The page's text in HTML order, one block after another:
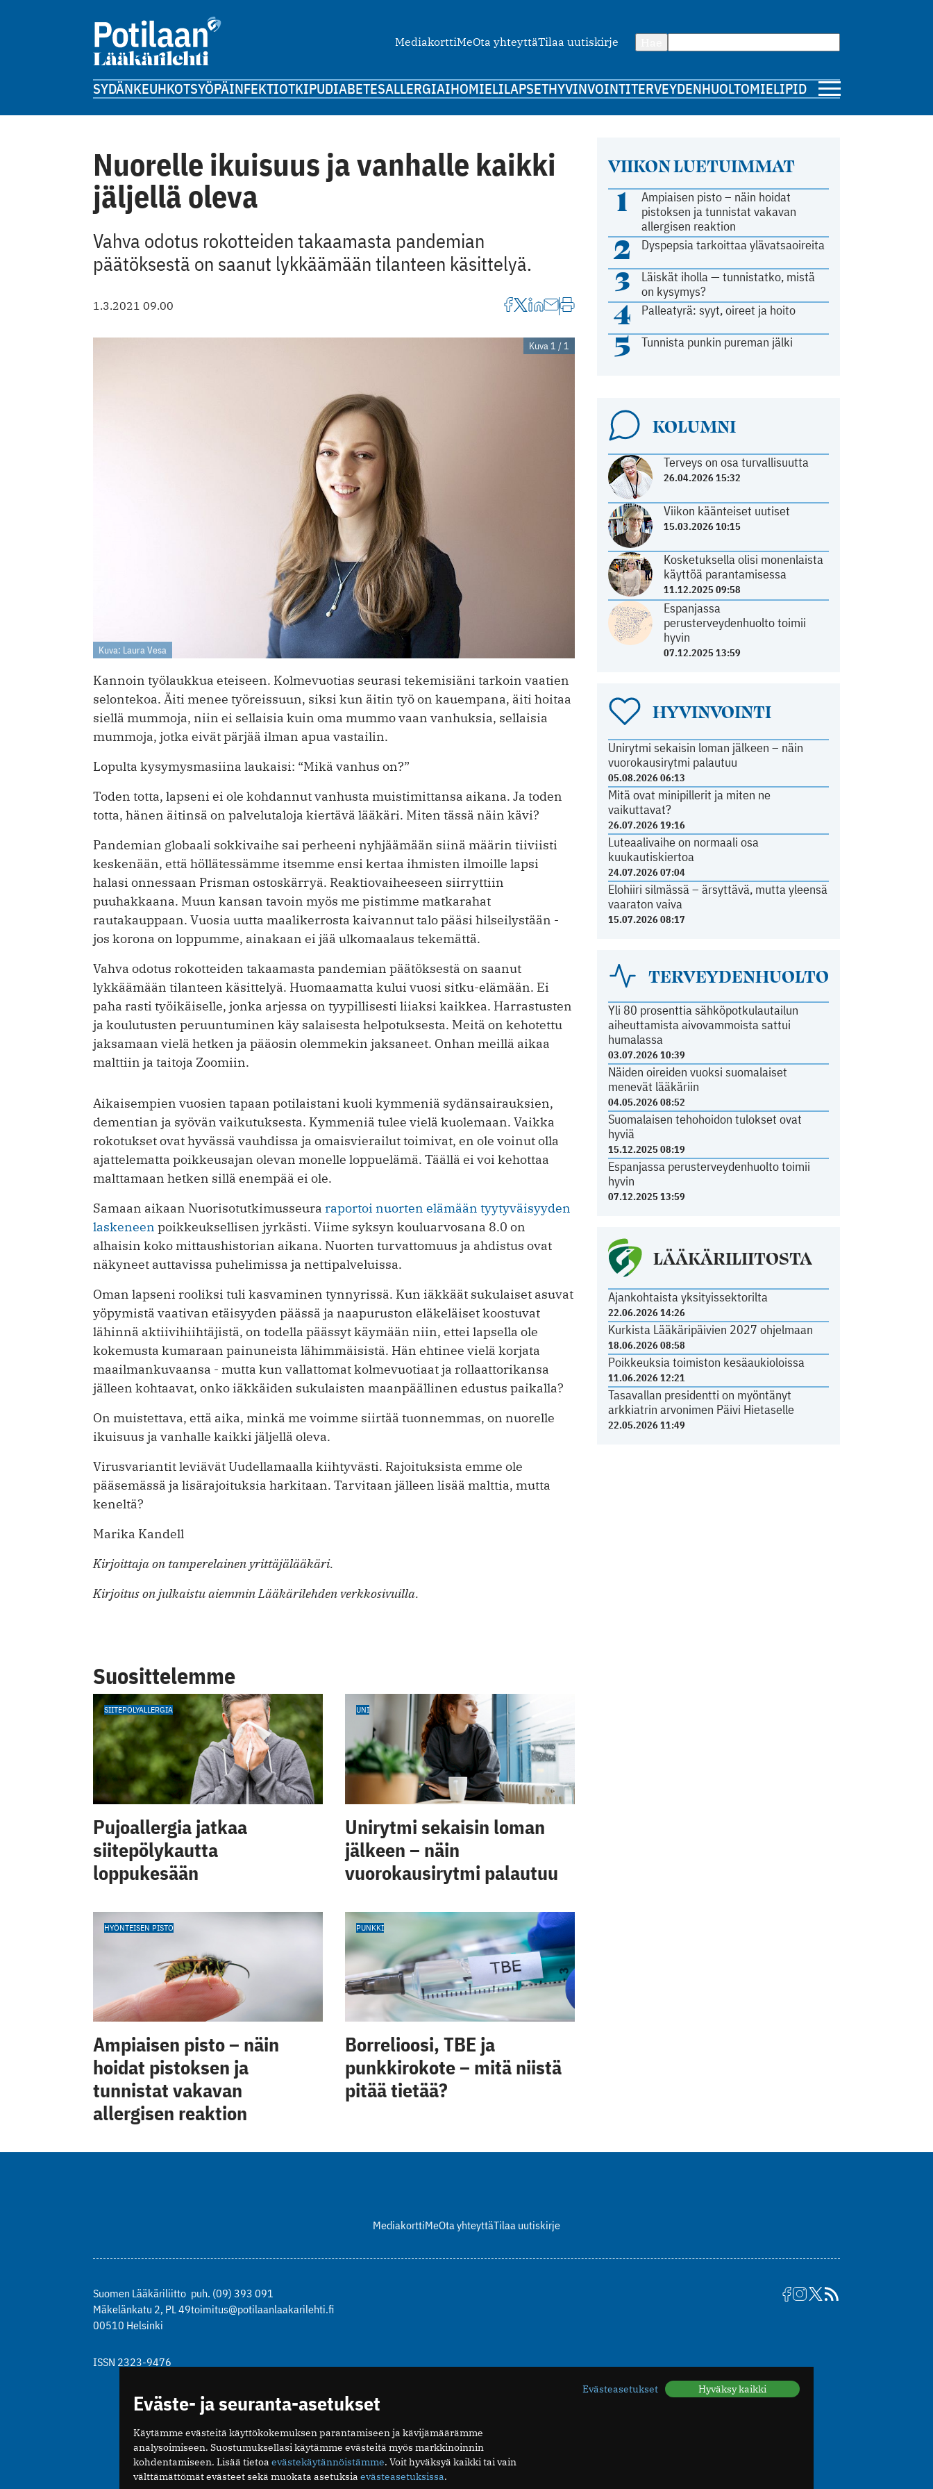
MediakorttiMeOta yhteyttäTilaa uutiskirje
SYDÄNKEUHKOTSYÖPÄINFEKTIOTKIPUDIABETESALLERGIAIHOMIELILAPSETHYVINVOINTITERVEYDENHUOLTOMIELIPIDE
VIIKON LUETUIMMAT
1
Ampiaisen pisto – näin hoidat
pistoksen ja tunnistat vakavan
allergisen reaktion
2 Dyspepsia tarkoittaa ylävatsaoireita
3
Läiskät iholla — tunnistatko, mistä
on kysymys?
4 Palleatyrä: syyt, oireet ja hoito
5 Tunnista punkin pureman jälki
KOLUMNI
Terveys on osa turvallisuutta
26.04.2026 15:32
Viikon käänteiset uutiset
15.03.2026 10:15
Kosketuksella olisi monenlaista
käyttöä parantamisessa
11.12.2025 09:58
Espanjassa
perusterveydenhuolto toimii
hyvin
07.12.2025 13:59
HYVINVOINTI
Unirytmi sekaisin loman jälkeen – näin
vuorokausirytmi palautuu
05.08.2026 06:13
Mitä ovat minipillerit ja miten ne
vaikuttavat?
26.07.2026 19:16
Luteaalivaihe on normaali osa
kuukautiskiertoa
24.07.2026 07:04
Elohiiri silmässä – ärsyttävä, mutta yleensä
vaaraton vaiva
15.07.2026 08:17
TERVEYDENHUOLTO
Yli 80 prosenttia sähköpotkulautailun
aiheuttamista aivovammoista sattui
humalassa
03.07.2026 10:39
Näiden oireiden vuoksi suomalaiset
menevät lääkäriin
04.05.2026 08:52
Suomalaisen tehohoidon tulokset ovat
hyviä
15.12.2025 08:19
Espanjassa perusterveydenhuolto toimii
hyvin
07.12.2025 13:59
LÄÄKÄRILIITOSTA
Ajankohtaista yksityissektorilta
22.06.2026 14:26
Kurkista Lääkäripäivien 2027 ohjelmaan
18.06.2026 08:58
Poikkeuksia toimiston kesäaukioloissa
11.06.2026 12:21
Tasavallan presidentti on myöntänyt
arkkiatrin arvonimen Päivi Hietaselle
22.05.2026 11:49
Nuorelle ikuisuus ja vanhalle kaikki
jäljellä oleva
Vahva odotus rokotteiden takaamasta pandemian
päätöksestä on saanut lykkäämään tilanteen käsittelyä.
1.3.2021 09.00
Kuva 1 / 1
Kuva: Laura Vesa
Kannoin työlaukkua eteiseen. Kolmevuotias seurasi tekemisiäni tarkoin vaatien
selontekoa. Äiti menee työreissuun, siksi kun äitin työ on kauempana, äiti hoitaa
siellä mummoja, niin ei sellaisia kuin oma mummo vaan vanhuksia, sellaisia
mummoja, jotka eivät pärjää ilman apua vastailin.
Lopulta kysymysmasiina laukaisi: “Mikä vanhus on?”
Toden totta, lapseni ei ole kohdannut vanhusta muistimittansa aikana. Ja toden
totta, hänen äitinsä on palvelutaloja kiertävä lääkäri. Miten tässä näin kävi?
Pandemian globaali sokkivaihe sai perheeni nyhjäämään siinä määrin tiiviisti
keskenään, että höllätessämme itsemme ensi kertaa ihmisten ilmoille lapsi
halasi onnessaan Prisman ostoskärryä. Reaktiovaiheeseen siirryttiin
puuhakkaana. Muun kansan tavoin myös me pistimme matkarahat
rautakauppaan. Vuosia uutta maalikerrosta kaivannut talo pääsi hilseilystään -
jos korona on loppumme, ainakaan ei jää ulkomaalaus tekemättä.
Vahva odotus rokotteiden takaamasta pandemian päätöksestä on saanut
lykkäämään tilanteen käsittelyä. Huomaamatta kului vuosi sitku-elämään. Ei
paha rasti työikäiselle, jonka arjessa on tyypillisesti liiaksi kaikkea. Harrastusten
ja koulutusten peruuntuminen käy salaisesta helpotuksesta. Meitä on kehotettu
jaksamaan vielä hetken ja pääosin olemmekin jaksaneet. Onhan meillä aikaa
malttiin ja taitoja Zoomiin.
Aikaisempien vuosien tapaan potilaistani kuoli kymmeniä sydänsairauksien,
dementian ja syövän vaikutuksesta. Kymmeniä tulee vielä kuolemaan. Vaikka
rokotukset ovat hyvässä vauhdissa ja omaisvierailut toimivat, en ole voinut olla
ajattelematta poikkeusajan olevan monelle loppuelämä. Täällä ei voi kehottaa
malttamaan hetken sillä enempää ei ole.
Samaan aikaan Nuorisotutkimusseura raportoi nuorten elämään tyytyväisyyden
laskeneen poikkeuksellisen jyrkästi. Viime syksyn kouluarvosana 8.0 on
alhaisin koko mittaushistorian aikana. Nuorten turvattomuus ja ahdistus ovat
näkyneet auttavissa puhelimissa ja nettipalveluissa.
Oman lapseni rooliksi tuli kasvaminen tynnyrissä. Kun iäkkäät sukulaiset asuvat
yöpymistä vaativan etäisyyden päässä ja naapuruston eläkeläiset koostuvat
lähinnä aktiivihiihtäjistä, on todella päässyt käymään niin, ettei lapsella ole
kokemusta kumaraan painuneista lähimmäisistä. Hän ehtinee vielä korjata
maailmankuvaansa - mutta kun vallattomat kolmevuotiaat ja rollaattorikansa
jälleen kohtaavat, onko iäkkäiden sukulaisten maanpäällinen edustus paikalla?
On muistettava, että aika, minkä me voimme siirtää tuonnemmas, on nuorelle
ikuisuus ja vanhalle kaikki jäljellä oleva.
Virusvariantit leviävät Uudellamaalla kiihtyvästi. Rajoituksista emme ole
pääsemässä ja lisärajoituksia harkitaan. Tarvitaan jälleen lisää malttia, mutta
keneltä?
Marika Kandell
Kirjoittaja on tamperelainen yrittäjälääkäri.
Kirjoitus on julkaistu aiemmin Lääkärilehden verkkosivuilla.
Suosittelemme
SIITEPÖLYALLERGIA
Pujoallergia jatkaa
siitepölykautta
loppukesään
UNI
Unirytmi sekaisin loman
jälkeen – näin
vuorokausirytmi palautuu
HYÖNTEISEN PISTO
Ampiaisen pisto – näin
hoidat pistoksen ja
tunnistat vakavan
allergisen reaktion
PUNKKI
Borrelioosi, TBE ja
punkkirokote – mitä niistä
pitää tietää?
MediakorttiMeOta yhteyttäTilaa uutiskirje
Suomen Lääkäriliitto
Mäkelänkatu 2, PL 49
00510 Helsinki
puh. (09) 393 091
toimitus@potilaanlaakarilehti.fi
ISSN 2323-9476
Eväste- ja seuranta-asetukset
Käytämme evästeitä käyttökokemuksen parantamiseen ja kävijämäärämme
analysoimiseen. Suostumuksellasi käytämme evästeitä myös markkinoinnin
kohdentamiseen. Lisää tietoa evästekäytännöistämme. Voit hyväksyä kaikki tai vain
välttämättömät evästeet sekä muokata asetuksia evästeasetuksissa.
Evästeasetukset Hyväksy kaikki